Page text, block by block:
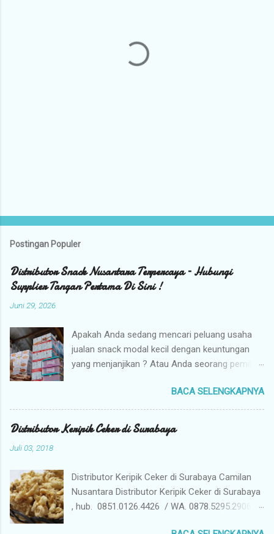
Postingan Populer
Distributor Snack Nusantara Terpercaya – Hubungi
Supplier Tangan Pertama Di Sini !
Juni 29, 2026
Apakah Anda sedang mencari peluang usaha
jualan snack modal kecil dengan keuntungan
yang menjanjikan ? Atau Anda seorang pemilik
tangan pertama dengan harga grosir camilan
kiloan termurah ? Camilan Nusantara hadir
sebagai jawaban atas kebutuhan bisnis Anda !
Kami adalah distributor snack nusantara
berkualitas premium langsung dari gudang
pusat (tangan pertama). Mengapa Memilih
Camilan Nusantara sebagai Mitra Bisnis Anda ?
BACA SELENGKAPNYA
Distributor Keripik Ceker di Surabaya
Juli 03, 2018
Distributor Keripik Ceker di Surabaya Camilan
Nusantara Distributor Keripik Ceker di Surabaya
, hub. 0851.0126.4426 / WA. 0878.5295.2906 /